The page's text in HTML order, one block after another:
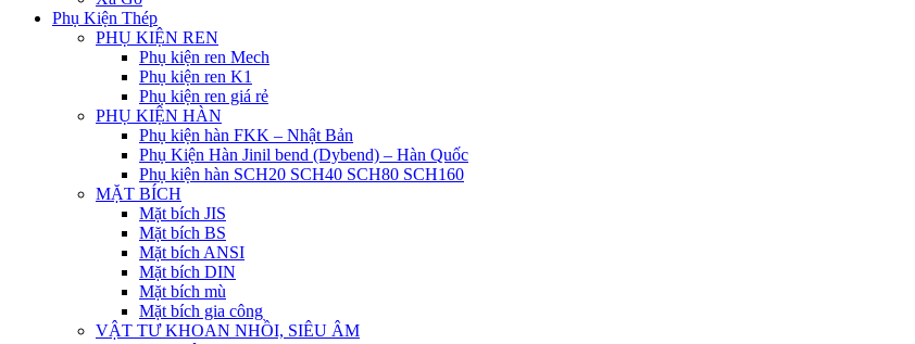
Phụ Kiện Thép
PHỤ KIỆN REN
Phụ kiện ren Mech
Phụ kiện ren K1
Phụ kiện ren giá rẻ
PHỤ KIỆN HÀN
Phụ kiện hàn FKK – Nhật Bản
Phụ Kiện Hàn Jinil bend (Dybend) – Hàn Quốc
Phụ kiện hàn SCH20 SCH40 SCH80 SCH160
MẶT BÍCH
Mặt bích JIS
Mặt bích BS
Mặt bích ANSI
Mặt bích DIN
Mặt bích mù
Mặt bích gia công
VẬT TƯ KHOAN NHỒI, SIÊU ÂM